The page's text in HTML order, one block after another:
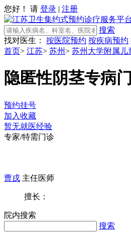
您好！ 请 登录 | 注册
搜索
找对医生：
按医院预约 按疾病预约
首页> 江苏> 苏州> 苏州大学附属儿
隐匿性阴茎专病
预约挂号
加入收藏
暂无就医经验
专家/特需门诊
曹戌 主任医师
擅长：
院内搜索
搜索